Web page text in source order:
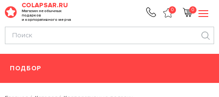
COLAPSAR.RU
Магазин необычных
подарков
и корпоративного мерча
0 0
ПОДБОР